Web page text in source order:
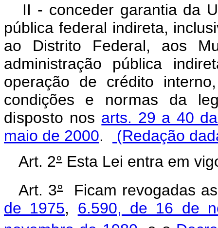
II - conceder garantia da
pública federal indireta,
ao Distrito Federal, aos
administração pública
operação de crédito
condições e normas da
disposto nos arts. 29 a 40
maio de 2000.
(Redação
Art. 2° Esta Lei entra em
Art. 3°Ficam revogadas
de 1975, 6.590, de 16 de